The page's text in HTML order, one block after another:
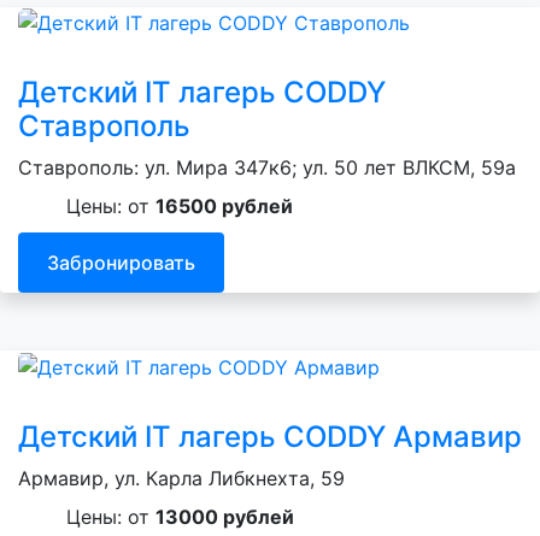
Детский IT лагерь CODDY
Ставрополь
Ставрополь: ул. Мира 347к6; ул. 50 лет ВЛКСМ, 59а
Цены: от 16500 рублей
Забронировать
Детский IT лагерь CODDY Армавир
Армавир, ул. Карла Либкнехта, 59
Цены: от 13000 рублей